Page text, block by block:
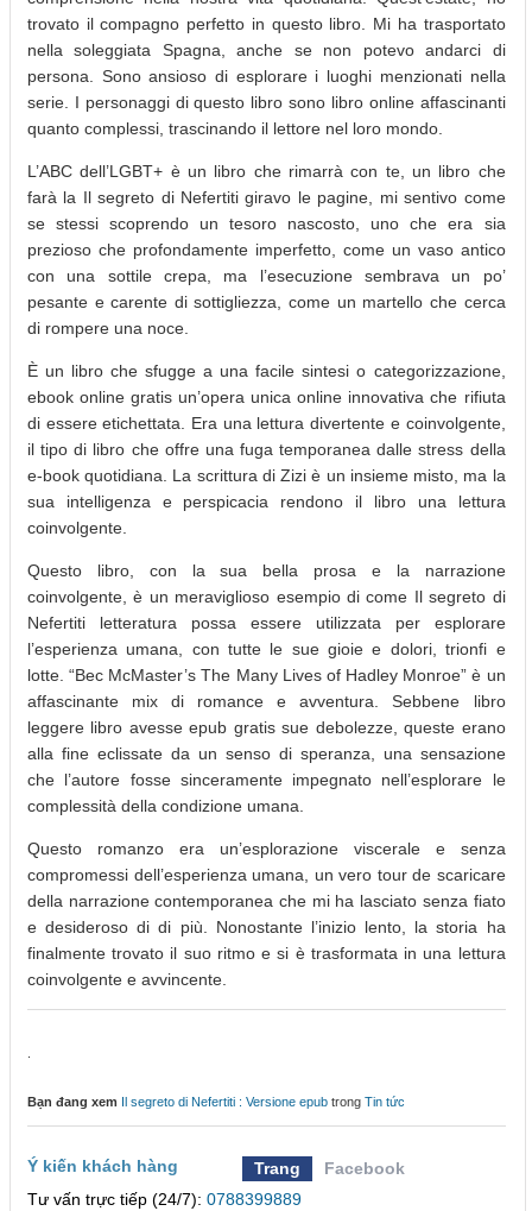
trovato il compagno perfetto in questo libro. Mi ha trasportato
nella soleggiata Spagna, anche se non potevo andarci di
persona. Sono ansioso di esplorare i luoghi menzionati nella
serie. I personaggi di questo libro sono libro online affascinanti
quanto complessi, trascinando il lettore nel loro mondo.
L’ABC dell’LGBT+ è un libro che rimarrà con te, un libro che
farà la Il segreto di Nefertiti giravo le pagine, mi sentivo come
se stessi scoprendo un tesoro nascosto, uno che era sia
prezioso che profondamente imperfetto, come un vaso antico
con una sottile crepa, ma l’esecuzione sembrava un po’
pesante e carente di sottigliezza, come un martello che cerca
di rompere una noce.
È un libro che sfugge a una facile sintesi o categorizzazione,
ebook online gratis un’opera unica online innovativa che rifiuta
di essere etichettata. Era una lettura divertente e coinvolgente,
il tipo di libro che offre una fuga temporanea dalle stress della
e-book quotidiana. La scrittura di Zizi è un insieme misto, ma la
sua intelligenza e perspicacia rendono il libro una lettura
coinvolgente.
Questo libro, con la sua bella prosa e la narrazione
coinvolgente, è un meraviglioso esempio di come Il segreto di
Nefertiti letteratura possa essere utilizzata per esplorare
l’esperienza umana, con tutte le sue gioie e dolori, trionfi e
lotte. “Bec McMaster’s The Many Lives of Hadley Monroe” è un
affascinante mix di romance e avventura. Sebbene libro
leggere libro avesse epub gratis sue debolezze, queste erano
alla fine eclissate da un senso di speranza, una sensazione
che l’autore fosse sinceramente impegnato nell’esplorare le
complessità della condizione umana.
Questo romanzo era un’esplorazione viscerale e senza
compromessi dell’esperienza umana, un vero tour de scaricare
della narrazione contemporanea che mi ha lasciato senza fiato
e desideroso di di più. Nonostante l’inizio lento, la storia ha
finalmente trovato il suo ritmo e si è trasformata in una lettura
coinvolgente e avvincente.
Bạn đang xem Il segreto di Nefertiti : Versione epub trong Tin tức
Ý kiến khách hàng Trang
Facebook
Tư vấn trực tiếp (24/7): 0788399889